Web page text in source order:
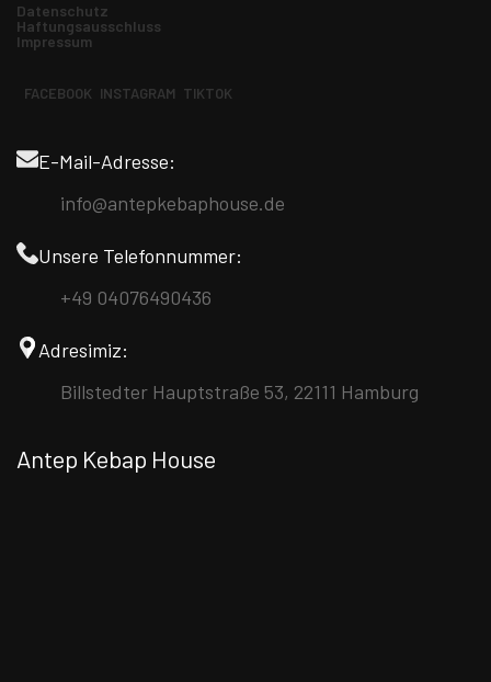
Datenschutz
Haftungsausschluss
Impressum
FACEBOOK INSTAGRAM TIKTOK
E-Mail-Adresse:
info@antepkebaphouse.de
Unsere Telefonnummer:
+49 04076490436
Adresimiz:
Billstedter Hauptstraße 53, 22111 Hamburg
Antep Kebap House